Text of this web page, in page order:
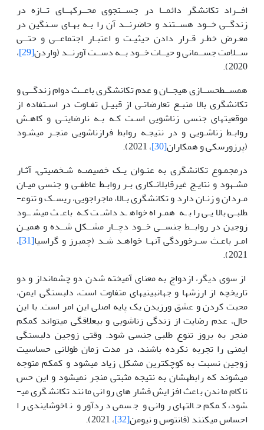
افــراد تکانشگر دائمــا در جســتجوی محــرک­هــای تــازه در
زندگــی خــود هســتند و حاضرنــد آن را بـه بهـای سـنگین در
معـرض خطـر قـرار دادن حیثیـت و اعتبـار اجتماعــی و حتــی
ســلامت جســمانی و حیــات خــود بــه دســت آورنــد (واردن[29]
،
2020).
هم­ســطح­ســازی هیجــان و عدم تکانشگری باعــث دوام زندگــی و
تکانشگری بالا منبـع تعارضاتـی از قبیـل تفـاوت در اسـتفاده از
موقعیت­های جنسی زناشویی اسـت کـه بـه نارضایتـی و کاهـش
روابـط زناشـویی و در نتیجـه روابط فرا­زناشویی منجـر می­شـود
(پرزورسکی و همکاران[30]
، 2021).
درمجمـوع تکانشگری به عنـوان یـک خصیصـه شـخصیتی، آثـار
مشـهود و نتایـج غیرقابل­انـکاری بـر روابـط عاطفـی و جنسی میـان
مـردان و زنـان دارد و تکانشگری بـالا، ماجراجویی، ریسـک و تنوع­
طلبـی بالایـی را بـه همـراه خواهـد داشـت کـه باعـث می­شــود
زوجین در روابــط جنســی خــود دچــار مشــکل شــده و همیـن
امـر باعـث سـرخوردگی آنهـا خواهـد شـد (چمبرز و گراسیا[31]
،
2021).
از سوی دیگر، ازدواج به معنای آمیخته شدن دو چشم­انداز و دو
تاریخچه از ارزش­ها و جهان­بینی­های متفاوت است، دلبستگی ایمن،
محبت کردن و عشق ورزیدن یک پایه اصلی این امر است. با این
حال، عدم رضایت از زندگی زناشویی و بی­علاقگی می­تواند کمکم
منجر به بروز تنوع طلبی جنسی شود. وقتی زوجین دلبستگی
ایمنی را تجربه نکرده باشند، در مدت زمان طولانی حساسیت
زوجین نسبت به کوچکترین مشکل زیاد می­شود و کم­کم متوجه
می­شوند که رابطه­شان به نتیجه مثبتی منجر نمی­شود و این حس
ناکام ماندن باعث افزایش فشارهای روانی مانند تکانشگری می­
شود، کم­کم حالت­های روانی و جسمی دردآور و ناخوشایندی را
احساس می­کنند (فانتوس و نیومن[32] ، 2021).